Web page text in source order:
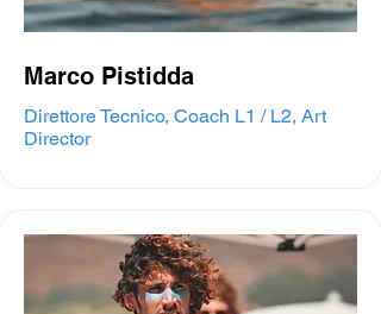
Marco Pistidda
Direttore Tecnico, Coach L1 / L2, Art
Director